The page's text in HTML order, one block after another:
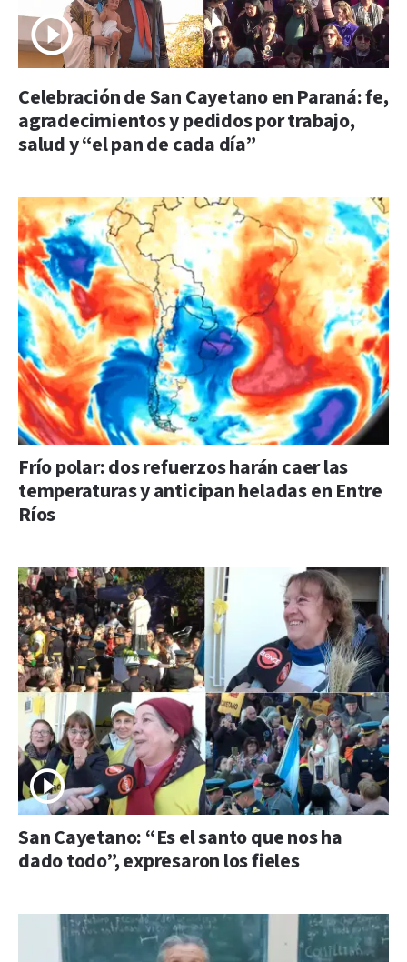
Celebración de San Cayetano en Paraná: fe,
agradecimientos y pedidos por trabajo,
salud y “el pan de cada día”
Frío polar: dos refuerzos harán caer las
temperaturas y anticipan heladas en Entre
Ríos
San Cayetano: “Es el santo que nos ha
dado todo”, expresaron los fieles